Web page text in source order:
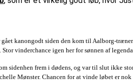
gået kanongodt siden den kom til Aalborg-
vinderchance igen her for sønnen af
sidenhen frem i dødens, og var til slut ikke
Mønster. Chancen for at vinde løbet er